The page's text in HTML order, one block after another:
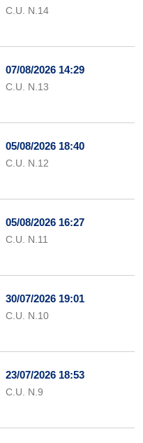
C.U. N.14
07/08/2026 14:29
C.U. N.13
05/08/2026 18:40
C.U. N.12
05/08/2026 16:27
C.U. N.11
30/07/2026 19:01
C.U. N.10
23/07/2026 18:53
C.U. N.9